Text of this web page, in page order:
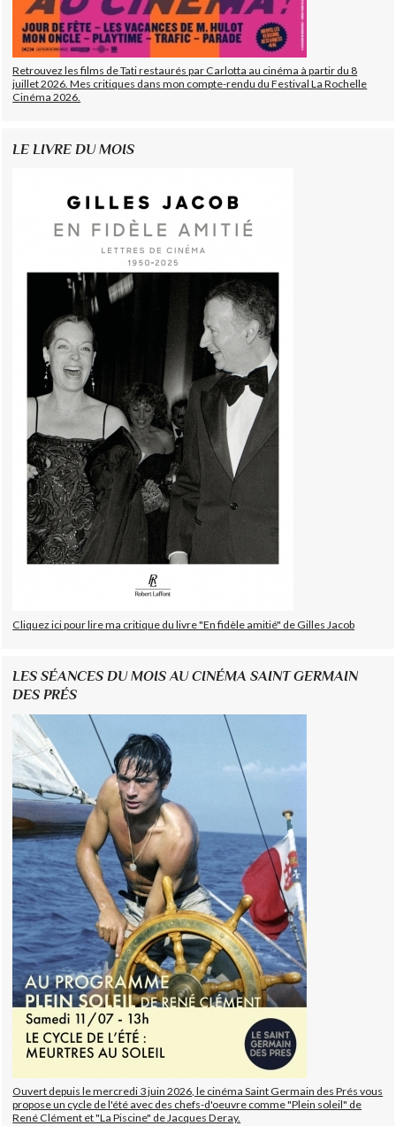
Retrouvez les films de Tati restaurés par Carlotta au cinéma à partir du 8
juillet 2026. Mes critiques dans mon compte-rendu du Festival La Rochelle
Cinéma 2026.
LE LIVRE DU MOIS
Cliquez ici pour lire ma critique du livre "En fidèle amitié" de Gilles Jacob
LES SÉANCES DU MOIS AU CINÉMA SAINT GERMAIN
DES PRÉS
Ouvert depuis le mercredi 3 juin 2026, le cinéma Saint Germain des Prés vous
propose un cycle de l'été avec des chefs-d'oeuvre comme "Plein soleil" de
René Clément et "La Piscine" de Jacques Deray.